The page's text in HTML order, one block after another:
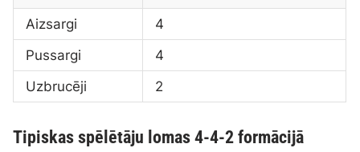
Aizsargi
4
Pussargi
4
Uzbrucēji
2
Tipiskas spēlētāju lomas 4-4-2 formācijā